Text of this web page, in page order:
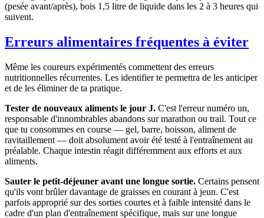
(pesée avant/après), bois 1,5 litre de liquide dans les 2 à 3 heures qui
suivent.
Erreurs alimentaires fréquentes à éviter
Même les coureurs expérimentés commettent des erreurs
nutritionnelles récurrentes. Les identifier te permettra de les anticiper
et de les éliminer de ta pratique.
Tester de nouveaux aliments le jour J. C'est l'erreur numéro un,
responsable d'innombrables abandons sur marathon ou trail. Tout ce
que tu consommes en course — gel, barre, boisson, aliment de
ravitaillement — doit absolument avoir été testé à l'entraînement au
préalable. Chaque intestin réagit différemment aux efforts et aux
aliments.
Sauter le petit-déjeuner avant une longue sortie. Certains pensent
qu'ils vont brûler davantage de graisses en courant à jeun. C'est
parfois approprié sur des sorties courtes et à faible intensité dans le
cadre d'un plan d'entraînement spécifique, mais sur une longue